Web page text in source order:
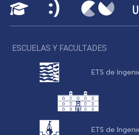
ESCUELAS Y FACULTADES
ETS de
ETS de